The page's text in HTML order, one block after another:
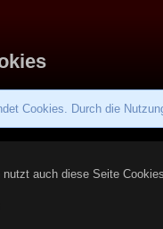
Cookies. Durch die
auch diese Seite